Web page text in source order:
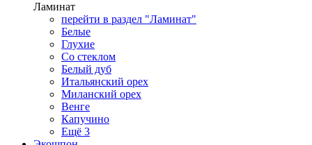
Ламинат
перейти в раздел "Ламинат"
Белые
Глухие
Cо стеклом
Белый дуб
Итальянский орех
Миланский орех
Венге
Капучино
Ещё 3